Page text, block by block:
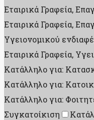
Εταιρικά Γραφεία,
Εταιρικά Γραφεία,
Υγειονομικού
Εταιρικά Γραφεία,
Κατάλληλο για:
Κατάλληλο για:
Κατάλληλο για:
Συγκατοίκιση